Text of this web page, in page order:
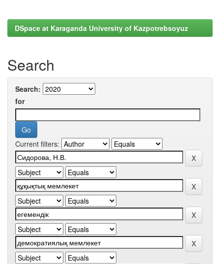
DSpace at Karaganda University of Kazpotrebsoyuz
Search
Search:
for
Current filters: